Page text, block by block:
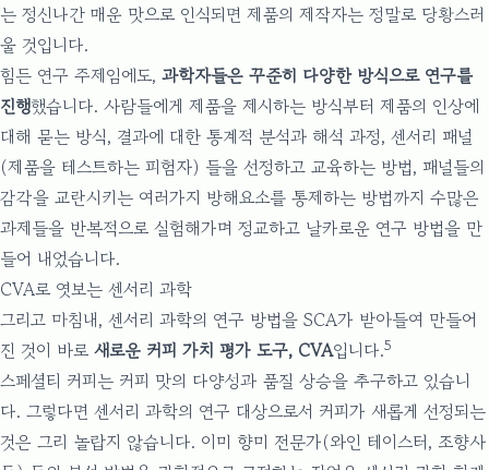
는 정신나간 매운 맛으로 인식되면 제품의 제작자는 정말로 당황스러
울 것입니다.
힘든 연구 주제임에도, 과학자들은 꾸준히 다양한 방식으로 연구를
진행했습니다. 사람들에게 제품을 제시하는 방식부터 제품의 인상에
대해 묻는 방식, 결과에 대한 통계적 분석과 해석 과정, 센서리 패널
(제품을 테스트하는 피험자) 들을 선정하고 교육하는 방법, 패널들의
감각을 교란시키는 여러가지 방해요소를 통제하는 방법까지 수많은
과제들을 반복적으로 실험해가며 정교하고 날카로운 연구 방법을 만
들어 내었습니다.
CVA로 엿보는 센서리 과학
그리고 마침내, 센서리 과학의 연구 방법을 SCA가 받아들여 만들어
진 것이 바로 새로운 커피 가치 평가 도구, CVA입니다.5
스페셜티 커피는 커피 맛의 다양성과 품질 상승을 추구하고 있습니
다. 그렇다면 센서리 과학의 연구 대상으로서 커피가 새롭게 선정되는
것은 그리 놀랍지 않습니다. 이미 향미 전문가(와인 테이스터, 조향사